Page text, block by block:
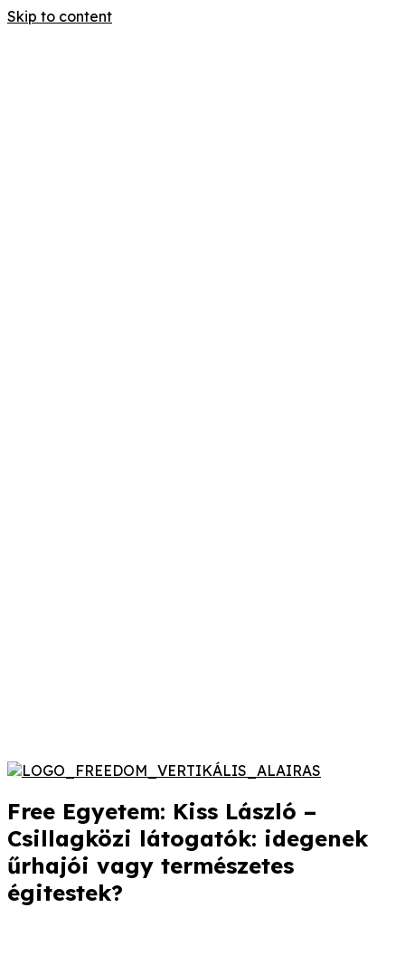
Skip to content
Free Egyetem: Kiss László –
Csillagközi látogatók: idegenek
űrhajói vagy természetes
égitestek?